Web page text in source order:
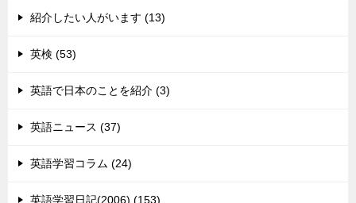
紹介したい人がいます (13)
英検 (53)
英語で日本のことを紹介 (3)
英語ニュース (37)
英語学習コラム (24)
英語学習日記(2006) (153)